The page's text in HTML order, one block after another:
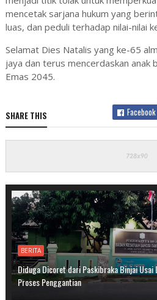
mencetak sarjana hukum yang
luas, dan peduli terhadap nilai-nilai
Selamat Dies Natalis yang ke-65
jaya dan terus mencerdaskan anak
Emas 2045.
SHARE THIS Facebook
BERITA
Diduga Dicoret dari Paskibraka Binjai Usai
Proses Penggantian